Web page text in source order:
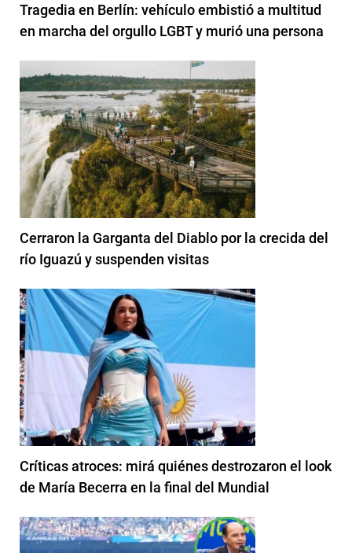
Tragedia en Berlín: vehículo embistió a multitud
en marcha del orgullo LGBT y murió una persona
Cerraron la Garganta del Diablo por la crecida del
río Iguazú y suspenden visitas
Críticas atroces: mirá quiénes destrozaron el look
de María Becerra en la final del Mundial